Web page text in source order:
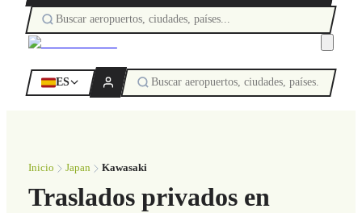
ES
Inicio Japan Kawasaki
Traslados privados en